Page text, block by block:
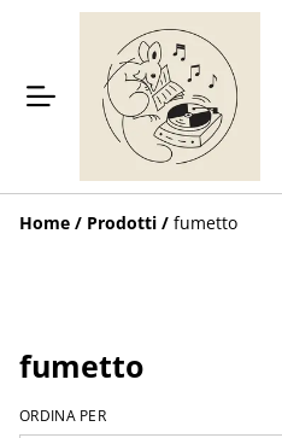
Home / Prodotti / fumetto
fumetto
ORDINA PER